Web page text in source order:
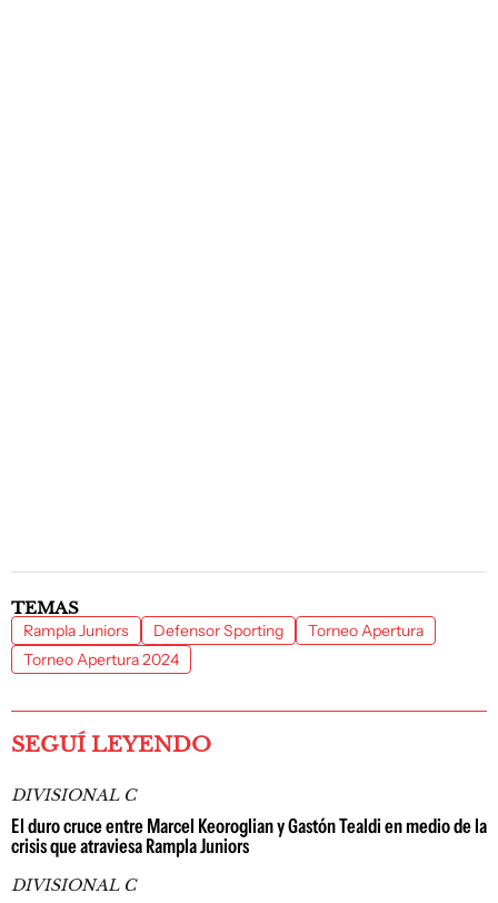
TEMAS
Rampla Juniors Defensor Sporting
Torneo Apertura
Torneo Apertura 2024
SEGUÍ LEYENDO
DIVISIONAL C
El duro cruce entre Marcel Keoroglian y Gastón Tealdi en medio de la
crisis que atraviesa Rampla Juniors
DIVISIONAL C